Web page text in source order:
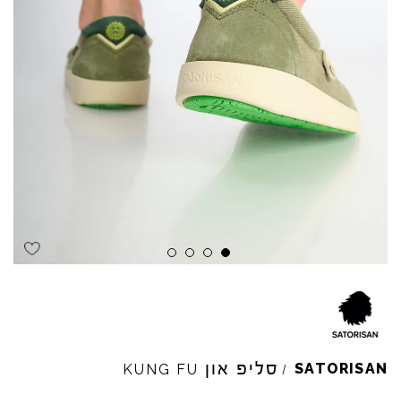
SATORISAN
/ סליפ און KUNG FU